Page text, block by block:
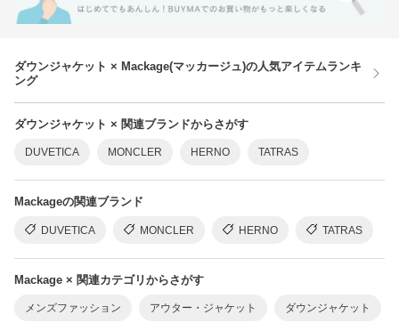
ダウンジャケット × Mackage(マッカージュ)の人気アイテムランキ
ング
ダウンジャケット × 関連ブランドからさがす
DUVETICA MONCLER HERNO TATRAS
Mackageの関連ブランド
DUVETICA MONCLER HERNO TATRAS
Mackage × 関連カテゴリからさがす
メンズファッション アウター・ジャケット ダウンジャケット